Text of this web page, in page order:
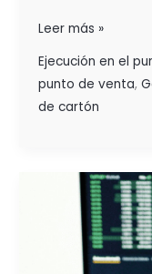
Leer más »
Ejecución en el
punto de venta,
de cartón
CLAVES
MEJORAR